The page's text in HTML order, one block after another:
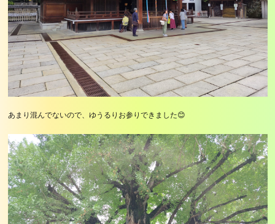
あまり混んでないので、ゆうるりお参りできました😊